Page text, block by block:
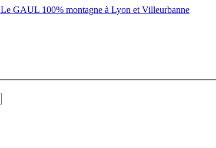
Le GAUL 100% montagne à Lyon et Villeurbanne